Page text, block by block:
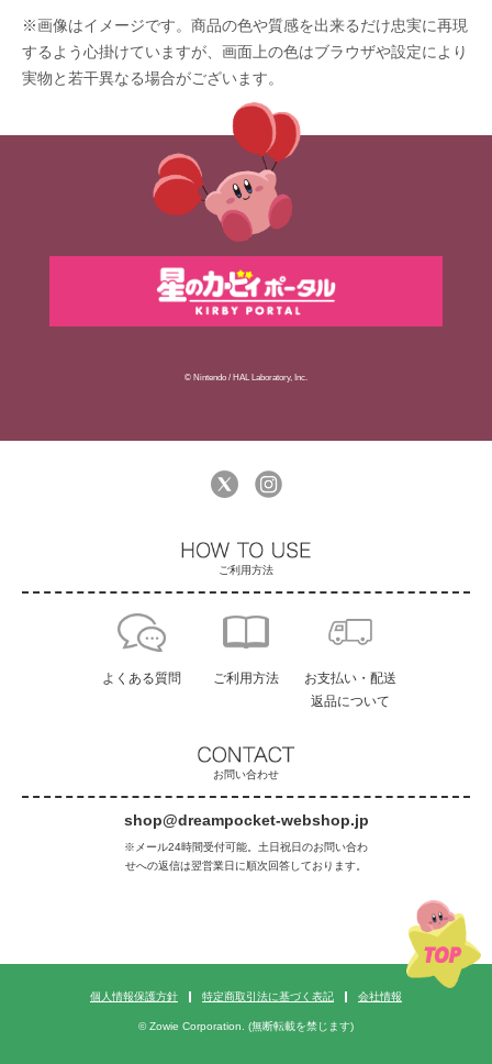
※画像はイメージです。商品の色や質感を出来るだけ忠実に再現
するよう心掛けていますが、画面上の色はブラウザや設定により
実物と若干異なる場合がございます。
© Nintendo / HAL Laboratory, Inc.
お問い合わせ
shop@dreampocket-webshop.jp
※メール24時間受付可能。土日祝日のお問い合わ
せへの返信は翌営業日に順次回答しております。
ご利用方法
よくある質問 ご利用方法
お支払い・配送
返品について
個人情報保護方針 特定商取引法に基づく表記 会社情報
© Zowie Corporation. (無断転載を禁じます)